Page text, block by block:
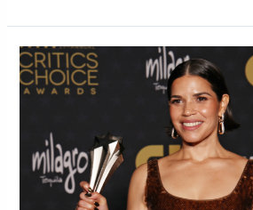
La
hondureña
América
dominada